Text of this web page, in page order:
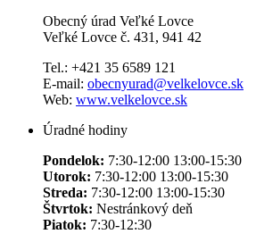
Obecný úrad Veľké Lovce
Veľké Lovce č. 431, 941 42
Tel.: +421 35 6589 121
E-mail: obecnyurad@velkelovce.sk
Web: www.velkelovce.sk
Úradné hodiny
Pondelok: 7:30-12:00 13:00-15:30
Utorok: 7:30-12:00 13:00-15:30
Streda: 7:30-12:00 13:00-15:30
Štvrtok: Nestránkový deň
Piatok: 7:30-12:30